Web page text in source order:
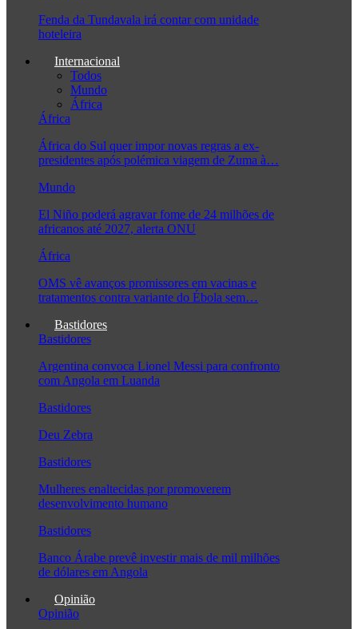
Fenda da Tundavala irá contar com unidade
hoteleira
Internacional
Todos
Mundo
África
África
África do Sul quer impor novas regras a ex-
presidentes após polémica viagem de Zuma à…
Mundo
El Niño poderá agravar fome de 24 milhões de
africanos até 2027, alerta ONU
África
OMS vê avanços promissores em vacinas e
tratamentos contra variante do Ébola sem…
Bastidores
Bastidores
Argentina convoca Lionel Messi para confronto
com Angola em Luanda
Bastidores
Deu Zebra
Bastidores
Mulheres enaltecidas por promoverem
desenvolvimento humano
Bastidores
Banco Árabe prevê investir mais de mil milhões
de dólares em Angola
Opinião
Opinião